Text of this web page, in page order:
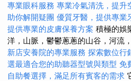
專業眼科服務 專業冷氣清洗，提升
助你解開疑團 優質牙醫，提供專業
提供專業的皮膚保養方案 積極的娛
洋，山脈，鬱鬱蔥蔥的山谷，河流
新店安養院的專業服務 探索數位行
選最適合您的助聽器型號與類型 免
自助餐選擇，滿足所有賓客的需求